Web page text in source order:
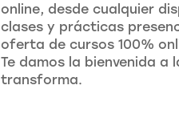
online, desde cualquier
clases y prácticas
oferta de cursos 100%
Te damos la bienvenida a
transforma.